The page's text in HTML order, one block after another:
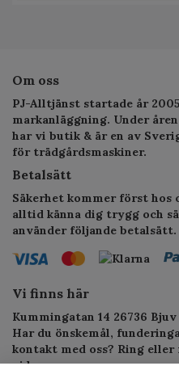
Om oss
PJ-Alltjänst startade år
markanläggning. Under
har vi butik & är en av
för trädgårdsmaskiner.
Betalsätt
Säkerhet kommer först hos
alltid känna dig trygg och
använder följande betalsätt.
Vi finns här
Kummingatan 14 26736 Bjuv
Har du önskemål,
kontakt med oss? Ring